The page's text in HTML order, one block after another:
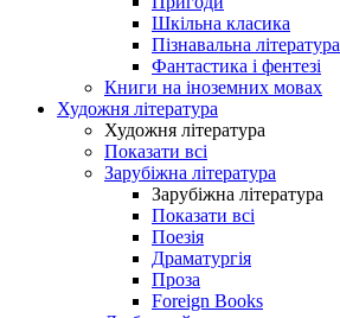
Шкільна класика
Пізнавальна література
Фантастика і фентезі
Книги на іноземних мовах
Художня література
Художня література
Показати всі
Зарубіжна література
Зарубіжна література
Показати всі
Поезія
Драматургія
Проза
Foreign Books